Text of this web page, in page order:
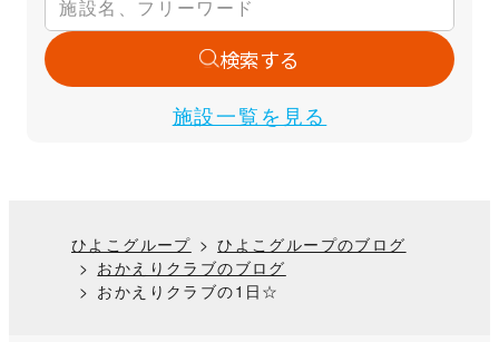
施設一覧を見る
検索する
ひよこグループ
ひよこグループのブログ
おかえりクラブのブログ
おかえりクラブの1日☆